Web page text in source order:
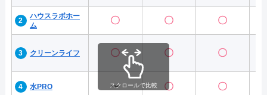
ハウスラボホー
ム
〇 〇 〇
クリーンライフ 〇 〇 〇
水PRO ー 〇 〇
スクロールで比較